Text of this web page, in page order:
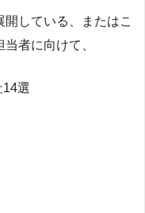
している、またはこ
者に向けて、
14選